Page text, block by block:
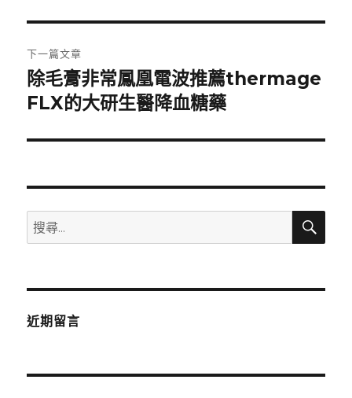
覽
文
章:
下一篇文章
下
一
文
除毛膏非常鳳凰電波推薦thermage
FLX的大研生醫降血糖藥
搜
尋
鍵
搜
近期留言